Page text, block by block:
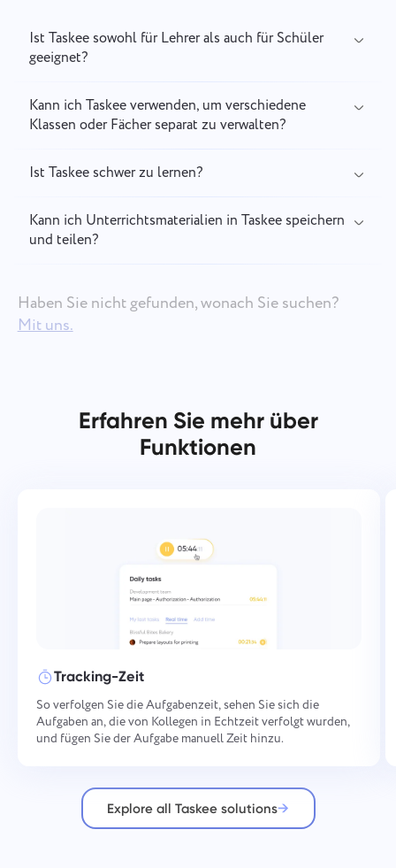
Ist Taskee sowohl für Lehrer als auch für Schüler
geeignet?
Kann ich Taskee verwenden, um verschiedene
Klassen oder Fächer separat zu verwalten?
Ist Taskee schwer zu lernen?
Kann ich Unterrichtsmaterialien in Taskee speichern
und teilen?
Haben Sie nicht gefunden, wonach Sie suchen?
Mit uns.
Erfahren Sie mehr über
Funktionen
Tracking-Zeit
So verfolgen Sie die Aufgabenzeit, sehen Sie sich die
Aufgaben an, die von Kollegen in Echtzeit verfolgt wurden,
und fügen Sie der Aufgabe manuell Zeit hinzu.
Explore all Taskee solutions